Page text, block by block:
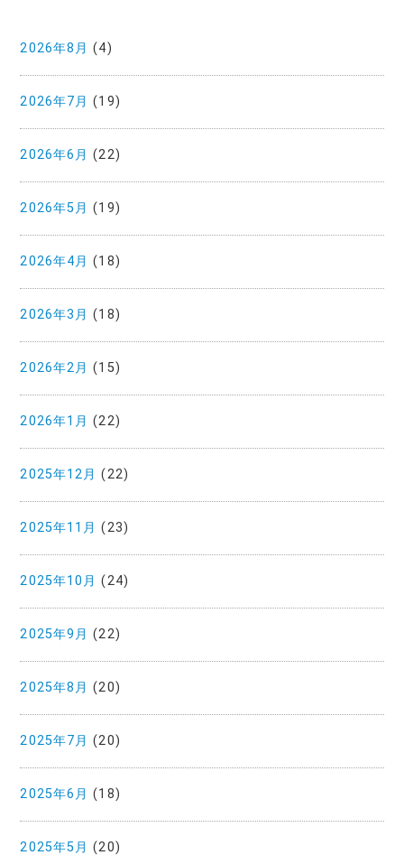
2026年8月 (4)
2026年7月 (19)
2026年6月 (22)
2026年5月 (19)
2026年4月 (18)
2026年3月 (18)
2026年2月 (15)
2026年1月 (22)
2025年12月 (22)
2025年11月 (23)
2025年10月 (24)
2025年9月 (22)
2025年8月 (20)
2025年7月 (20)
2025年6月 (18)
2025年5月 (20)